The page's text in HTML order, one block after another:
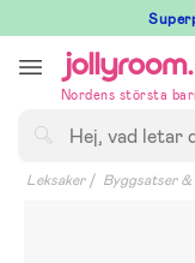
till
innehållet
Nordens största
Leksaker Byggsatser